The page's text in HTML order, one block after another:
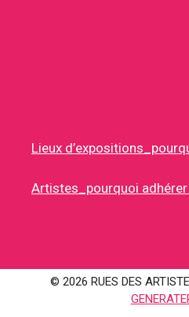
Lieux
Artistes_pourquoi adhérer
© 2026 RUES DES